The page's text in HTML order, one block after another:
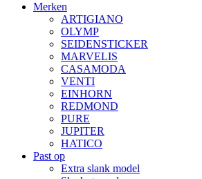
Merken
ARTIGIANO
OLYMP
SEIDENSTICKER
MARVELIS
CASAMODA
VENTI
EINHORN
REDMOND
PURE
JUPITER
HATICO
Past op
Extra slank model